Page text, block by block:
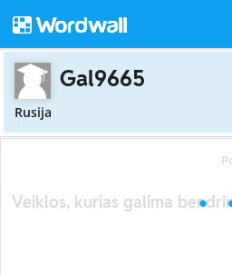
Gal9665
Rusija
Veiklos, kurias galima